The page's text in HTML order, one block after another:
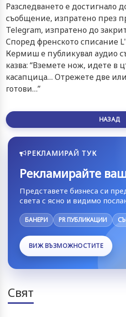
Разследването е достигнало
съобщение, изпратено през
Telegram, изпратено до
Според френското списание
Кермиш е публикувал аудио
казва: “Вземете нож, идете в
касапцица… Отрежете две
готови…”
НАЗАД
РЕКЛАМИРАЙ ТУК
Рекламирайте
Представете бизнеса си
света с ясно и видимо
БАНЕРИ PR ПУБЛИКАЦИИ
ВИЖ ВЪЗМОЖНОСТИТЕ
Свят